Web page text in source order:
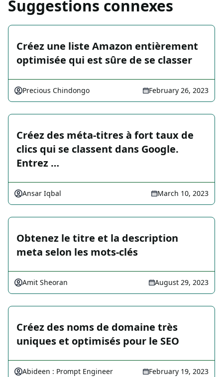
Suggestions connexes
Créez une liste Amazon entièrement
optimisée qui est sûre de se classer
Precious Chindongo February 26, 2023
Créez des méta-titres à fort taux de
clics qui se classent dans Google.
Entrez …
Ansar Iqbal March 10, 2023
Obtenez le titre et la description
meta selon les mots-clés
Amit Sheoran August 29, 2023
Créez des noms de domaine très
uniques et optimisés pour le SEO
Abideen : Prompt Engineer February 19, 2023